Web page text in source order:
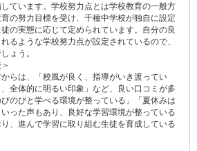
ています。学校努力点とは学校教育の一般方
の努力目標を受け、千種中学校が独自に設定
の実態に応じて定められています。自分の良
るような学校努力点が設定されているので、
ょう。
らは、「校風が良く、指導がいき渡ってい
全体的に明るい印象」など、良い口コミが多
のびと学べる環境が整っている」「夏休みは
った声もあり、良好な学習環境が整っている
、進んで学習に取り組む生徒を育成している